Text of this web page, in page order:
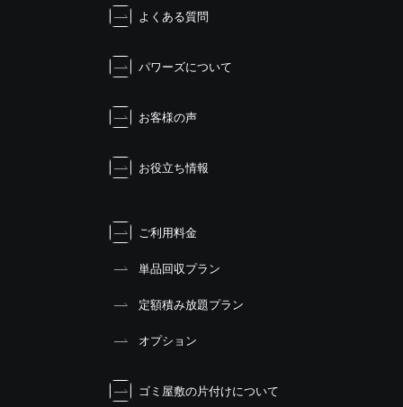
よくある質問
パワーズについて
お客様の声
お役立ち情報
ご利用料金
単品回収プラン
定額積み放題プラン
オプション
ゴミ屋敷の片付けについて